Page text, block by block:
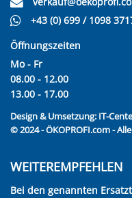
+43 (0) 699 / 1098
Öffnungszeiten
Mo - Fr
08.00 - 12.00
13.00 - 17.00
Design & Umsetzung: IT-
© 2024 - ÖKOPROFI.com -
WEITEREMPFEHLEN
Bei den genannten